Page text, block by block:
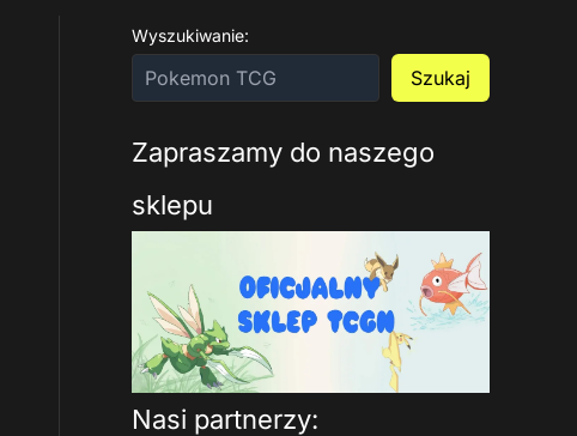
Wyszukiwanie:
Szukaj
Zapraszamy do naszego
sklepu
Nasi partnerzy: